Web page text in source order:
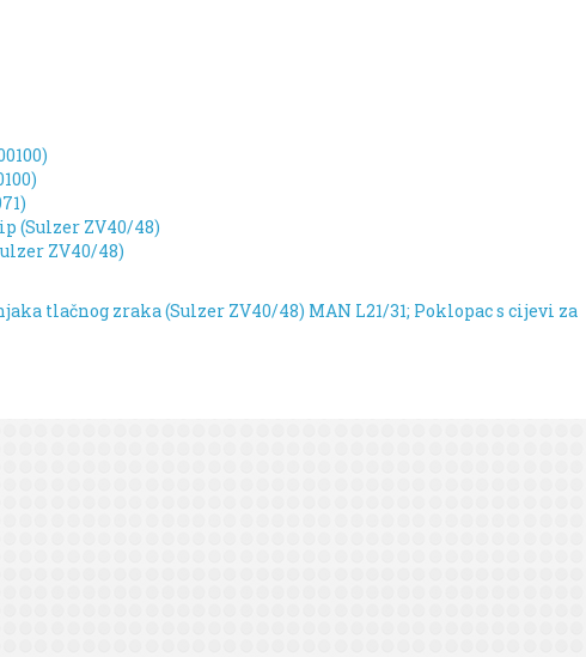
(Sulzer ZV40/48)
ZV40/48)
tlačnog zraka (Sulzer ZV40/48) MAN L21/31; Poklopac s cijevi za